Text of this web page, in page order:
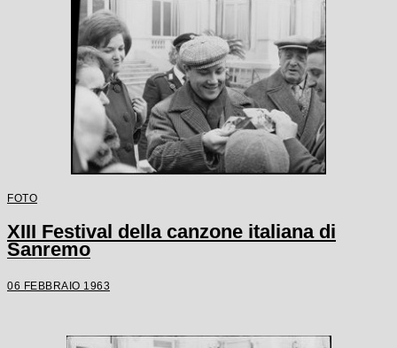
FOTO
XIII Festival della canzone italiana di
Sanremo
06 FEBBRAIO 1963